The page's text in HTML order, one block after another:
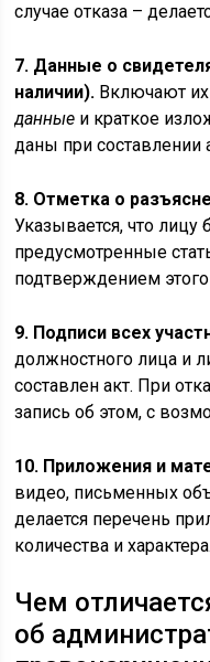
случае отказа –
7. Данные о
наличии). Включают
данные и краткое
даны при составлении
8. Отметка о
Указывается, что
предусмотренные
подтверждением
9. Подписи всех
должностного лица и
составлен акт. При
запись об этом, с
10. Приложения и
видео, письменных
делается перечень
количества и характера.
Чем
об